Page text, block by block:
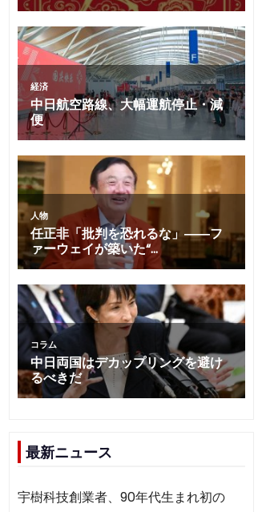
最新ニュース
宇樹科技創業者、90年代生まれ初の